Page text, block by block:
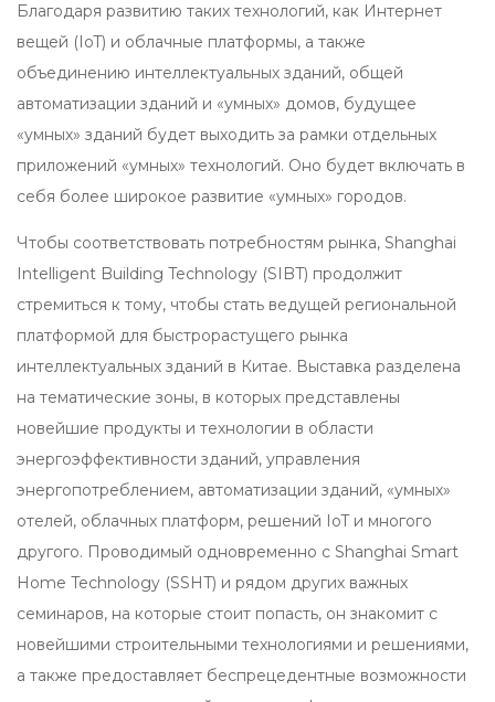
Благодаря развитию таких технологий, как Интернет
вещей (IoT) и облачные платформы, а также
объединению интеллектуальных зданий, общей
автоматизации зданий и «умных» домов, будущее
«умных» зданий будет выходить за рамки отдельных
приложений «умных» технологий. Оно будет включать в
себя более широкое развитие «умных» городов.
Чтобы соответствовать потребностям рынка, Shanghai
Intelligent Building Technology (SIBT) продолжит
стремиться к тому, чтобы стать ведущей региональной
платформой для быстрорастущего рынка
интеллектуальных зданий в Китае. Выставка разделена
на тематические зоны, в которых представлены
новейшие продукты и технологии в области
энергоэффективности зданий, управления
энергопотреблением, автоматизации зданий, «умных»
отелей, облачных платформ, решений IoT и многого
другого. Проводимый одновременно с Shanghai Smart
Home Technology (SSHT) и рядом других важных
семинаров, на которые стоит попасть, он знакомит с
новейшими строительными технологиями и решениями,
а также предоставляет беспрецедентные возможности